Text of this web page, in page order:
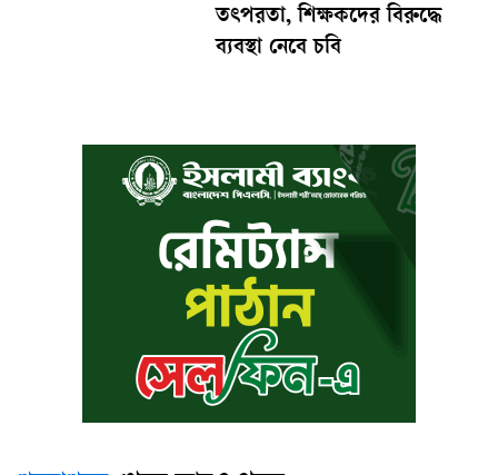
তৎপরতা, শিক্ষকদের বিরুদ্ধে
ব্যবস্থা নেবে চবি